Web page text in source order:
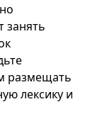
занять
размещать
лексику и